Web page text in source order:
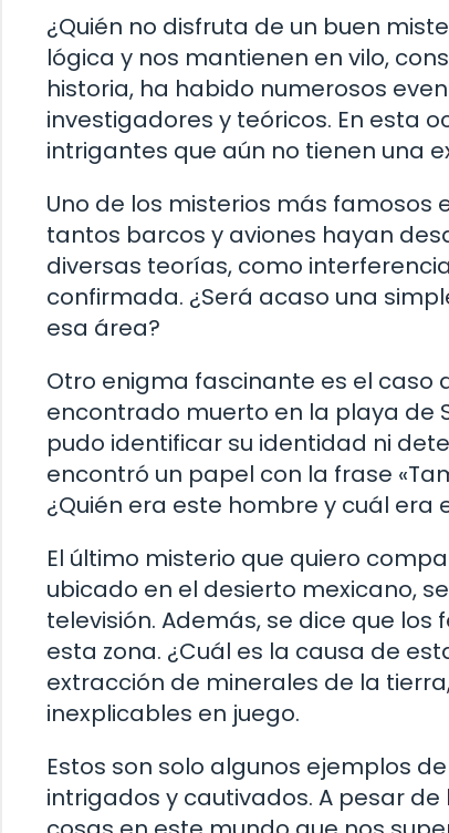
¿Quién no disfruta de un buen
lógica y nos mantienen en vilo,
historia, ha habido numerosos
investigadores y teóricos. En esta
intrigantes que aún no tienen una
Uno de los misterios más famosos
tantos barcos y aviones hayan
diversas teorías, como
confirmada. ¿Será acaso una
esa área?
Otro enigma fascinante es el caso
encontrado muerto en la playa de
pudo identificar su identidad ni
encontró un papel con la frase
¿Quién era este hombre y cuál
El último misterio que quiero
ubicado en el desierto mexicano,
televisión. Además, se dice que
esta zona. ¿Cuál es la causa de
extracción de minerales de la
inexplicables en juego.
Estos son solo algunos ejemplos
intrigados y cautivados. A pesar